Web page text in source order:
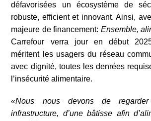
défavorisées un écosystème de
robuste, efficient et innovant. Ainsi,
majeure de financement: Ensemble,
Carrefour verra jour en début
méritent les usagers du réseau
avec dignité, toutes les denrées
l’insécurité alimentaire.
«Nous nous devons de regarder
infrastructure, d’une bâtisse afin